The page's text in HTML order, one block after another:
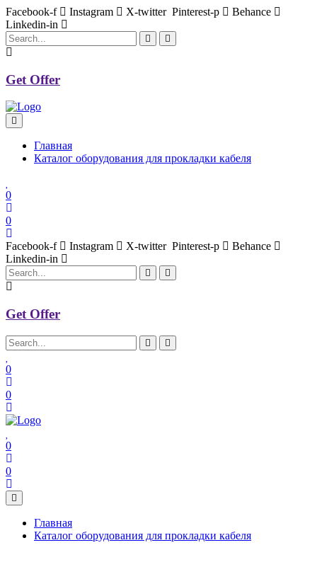
Facebook-f Instagram X-twitter Pinterest-p
Behance
Linkedin-in
Get Offer
Главная
Каталог оборудования для прокладки кабеля
0
0
Facebook-f Instagram X-twitter Pinterest-p
Behance
Linkedin-in
Get Offer
0
0
0
0
Главная
Каталог оборудования для прокладки кабеля